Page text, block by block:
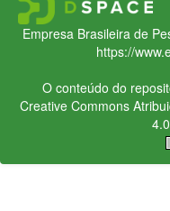
Empresa Brasileira de
https://
O conteúdo do
Creative Commons